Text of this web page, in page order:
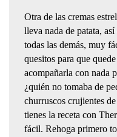
Otra de las cremas
lleva nada de patata,
todas las demás, muy
quesitos para que
acompañarla con nada
¿quién no tomaba de
churruscos crujientes
tienes la receta con
fácil. Rehoga primero